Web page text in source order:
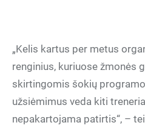
„Kelis kartus per metus
renginius, kuriuose žmonės
skirtingomis šokių
užsiėmimus veda kiti
nepakartojama patirtis“, –